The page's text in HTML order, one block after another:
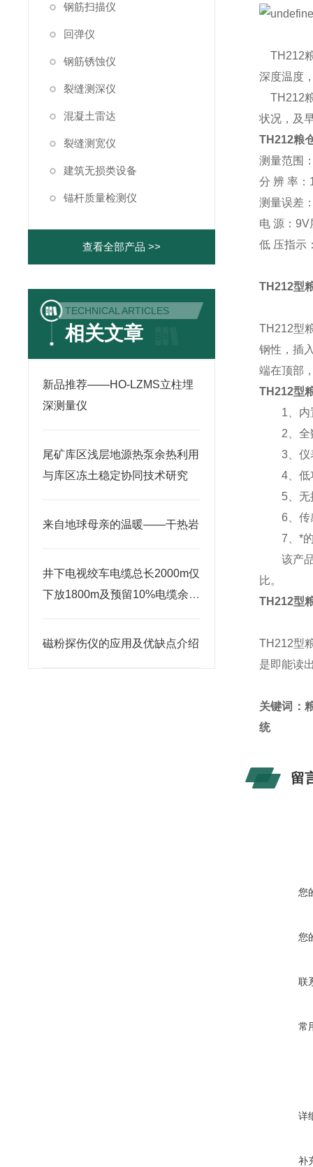
钢筋扫描仪
回弹仪
钢筋锈蚀仪
裂缝测深仪
混凝土雷达
裂缝测宽仪
建筑无损类设备
锚杆质量检测仪
查看全部产品 >>
TECHNICAL ARTICLES
相关文章
新品推荐——HO-LZMS立柱埋
深测量仪
尾矿库区浅层地源热泵余热利用
与库区冻土稳定协同技术研究
来自地球母亲的温暖——干热岩
井下电视绞车电缆总长2000m仅
下放1800m及预留10%电缆余量
磁粉探伤仪的应用及优缺点介绍
TH212
深度温度
TH212
状况，及
TH212粮
测量范围
分 辨 率
测量误差
电 源：9V
低 压指示
TH212型
TH212型
钢性，插
端在顶部
TH212型
1、内置
2、全数
3、仪表
4、低功
5、无操
6、传感
7、*的
该产品
比。
TH212型
TH212型
是即能读
关键词：
统
留
您
您
联
常
详
补